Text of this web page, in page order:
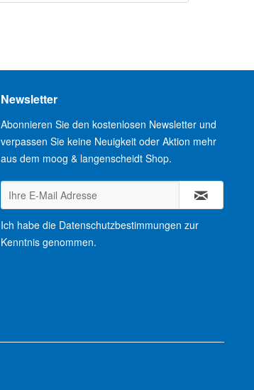
Newsletter
Abonnieren Sie den kostenlosen Newsletter und
verpassen Sie keine Neuigkeit oder Aktion mehr
aus dem moog & langenscheidt Shop.
Ich habe die Datenschutzbestimmungen zur
Kenntnis genommen.